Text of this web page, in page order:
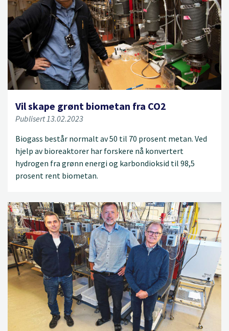
Vil skape grønt biometan fra CO2
Publisert 13.02.2023
Biogass består normalt av 50 til 70 prosent metan. Ved
hjelp av bioreaktorer har forskere nå konvertert
hydrogen fra grønn energi og karbondioksid til 98,5
prosent rent biometan.